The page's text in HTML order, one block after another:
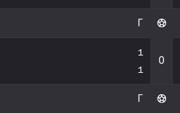
Г
1
1
0
Г